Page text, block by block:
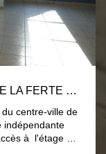
APPARTEMENT F2 CENTRE VILLE LA FERTE BERNARD
indépendante
à l'étage . A